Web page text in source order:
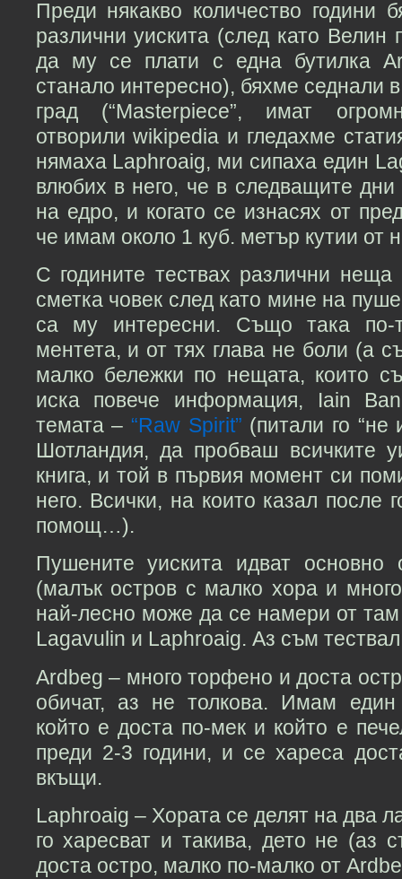
Преди някакво количество години
различни уискита (след като Велин
да му се плати с една бутилка
станало интересно), бяхме седнали
град (“Masterpiece”, имат
отворили wikipedia и гледахме
нямаха Laphroaig, ми сипаха един
влюбих в него, че в следващите
на едро, и когато се изнасях от
че имам около 1 куб. метър кутии от
С годините тествах различни
сметка човек след като мине на
са му интересни. Също така по-
ментета, и от тях глава не боли (а
малко бележки по нещата, които
иска повече информация, Iain
темата – “Raw Spirit” (питали го
Шотландия, да пробваш всичките
книга, и той в първия момент си
него. Всички, на които казал после
помощ…).
Пушените уискита идват
(малък остров с малко хора и
най-лесно може да се намери от
Lagavulin и Laphroaig. Аз съм
Ardbeg – много торфено и доста
обичат, аз не толкова. Имам
който е доста по-мек и който е
преди 2-3 години, и се хареса
вкъщи.
Laphroaig – Хората се делят на два
го харесват и такива, дето не (аз
доста остро, малко по-малко от